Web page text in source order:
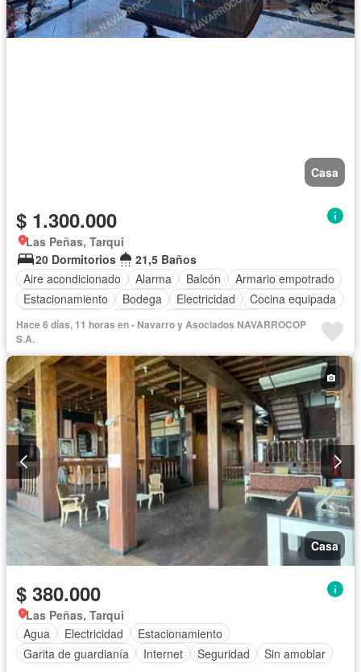
Casa
$ 1.300.000
Las Peñas, Tarqui
20 Dormitorios
21,5 Baños
Aire acondicionado
Alarma Balcón
Armario empotrado
Estacionamiento
Bodega Electricidad
Cocina equipada
Cocina integral
Internet
Vista panorámica
Cuarto de servicio
Garita de guardianía
Seguridad
Completamente amoblado
Hace 6 días, 11 horas en - Navarro y Asociados NAVARROCOP
S.A.
Casa
$ 380.000
Las Peñas, Tarqui
Agua
Electricidad
Estacionamiento
Garita de guardianía
Internet Seguridad Sin amoblar